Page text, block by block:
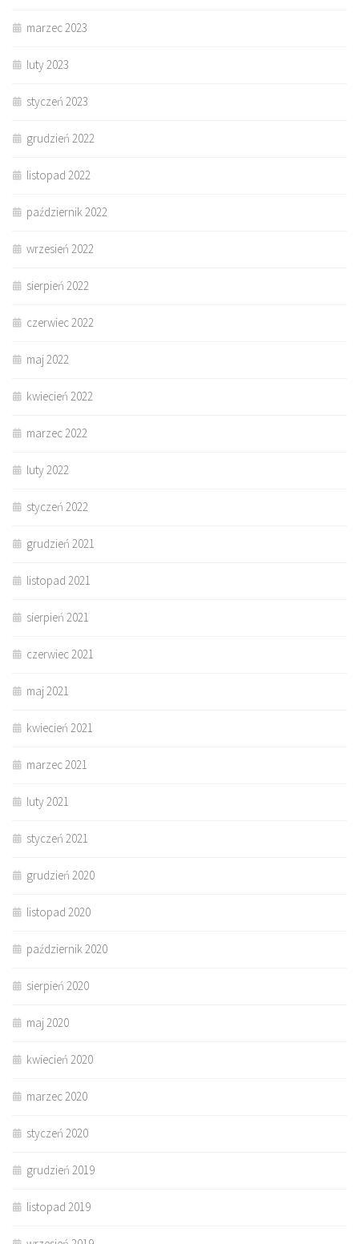
marzec 2023
luty 2023
styczeń 2023
grudzień 2022
listopad 2022
październik 2022
wrzesień 2022
sierpień 2022
czerwiec 2022
maj 2022
kwiecień 2022
marzec 2022
luty 2022
styczeń 2022
grudzień 2021
listopad 2021
sierpień 2021
czerwiec 2021
maj 2021
kwiecień 2021
marzec 2021
luty 2021
styczeń 2021
grudzień 2020
listopad 2020
październik 2020
sierpień 2020
maj 2020
kwiecień 2020
marzec 2020
styczeń 2020
grudzień 2019
listopad 2019